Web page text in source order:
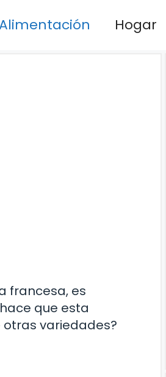
Hogar
francesa, es
que esta
variedades?